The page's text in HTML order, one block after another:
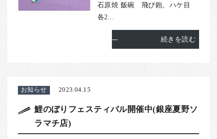
石原焼 飯碗 飛び鉋、ハケ目
各2...
続きを読む
お知らせ 2023.04.15
鯉のぼりフェスティバル開催中(銀座夏野ソ
ラマチ店)